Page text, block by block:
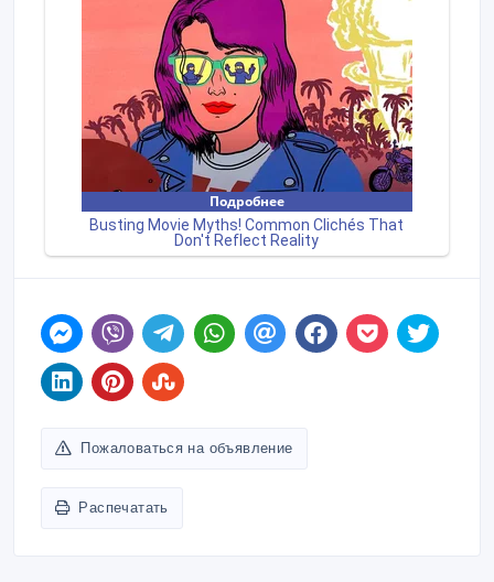
Пожаловаться на объявление
Распечатать